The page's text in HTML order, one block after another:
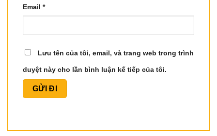
Email *
Lưu tên của tôi, email, và trang web trong trình
duyệt này cho lần bình luận kế tiếp của tôi.